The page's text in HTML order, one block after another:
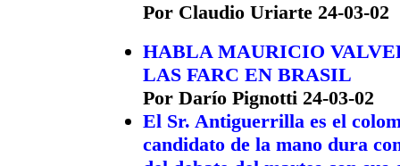
Por Claudio Uriarte 24-03-02
HABLA MAURICIO
LAS FARC EN BRASIL
Por Darío Pignotti 24-03-02
El Sr. Antiguerrilla es el
candidato de la mano dura